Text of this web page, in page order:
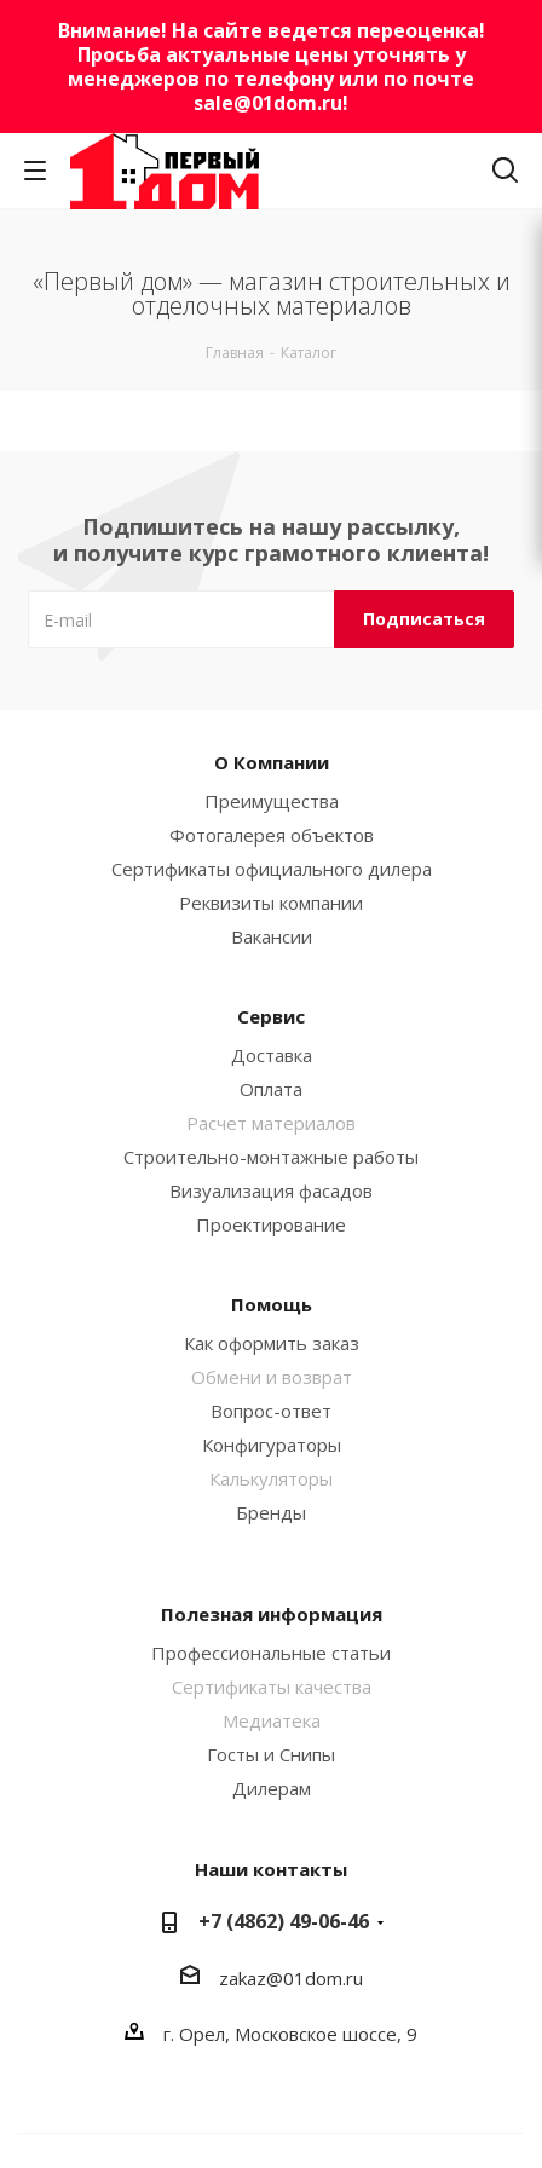
Внимание! На сайте ведется переоценка!
Просьба актуальные цены уточнять у
менеджеров по телефону или по почте
sale@01dom.ru!
«Первый дом» — магазин строительных и
отделочных материалов
Главная - Каталог
Подпишитесь на нашу рассылку,
и получите курс грамотного клиента!
О Компании
Преимущества
Фотогалерея объектов
Сертификаты официального дилера
Реквизиты компании
Вакансии
Сервис
Доставка
Оплата
Расчет материалов
Строительно-монтажные работы
Визуализация фасадов
Проектирование
Помощь
Как оформить заказ
Обмени и возврат
Вопрос-ответ
Конфигураторы
Калькуляторы
Бренды
Полезная информация
Профессиональные статьи
Сертификаты качества
Медиатека
Госты и Снипы
Дилерам
Наши контакты
+7 (4862) 49-06-46
zakaz@01dom.ru
г. Орел, Московское шоссе, 9